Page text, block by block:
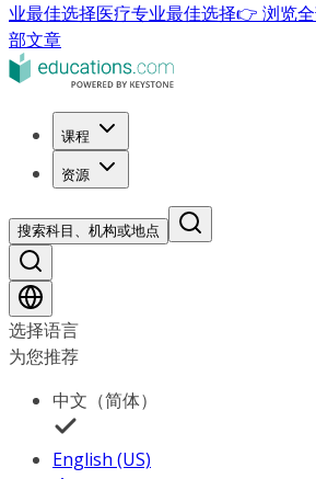
业最佳选择医疗专业最佳选择👉 浏览
部文章
课程
资源
搜索科目、机构或地点
选择语言
为您推荐
中文（简体）
English (US)